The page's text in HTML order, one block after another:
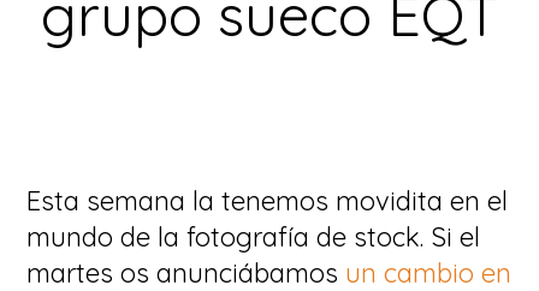
grupo sueco EQT
Esta semana la tenemos movidita en el
mundo de la fotografía de stock. Si el
martes os anunciábamos un cambio en